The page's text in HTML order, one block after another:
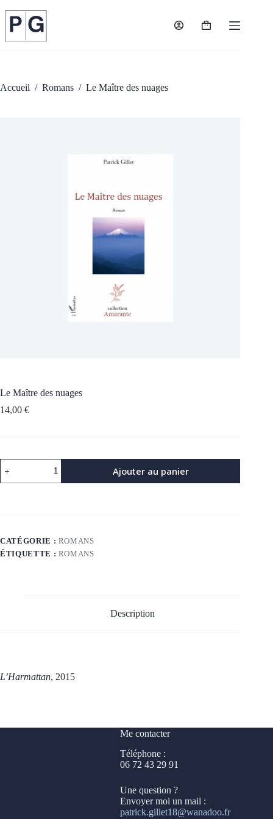
contenu
Panier
Accueil / Romans / Le Maître des nuages
Le Maître des nuages
14,00 €
quantité
de
Le
Ajouter au panier
CATÉGORIE : ROMANS
ÉTIQUETTE : ROMANS
Description
L’Harmattan, 2015
Me contacter
Téléphone :
06 72 43 29 91
Une question ?
Envoyer moi un mail :
patrick.gillet18@wanadoo.fr